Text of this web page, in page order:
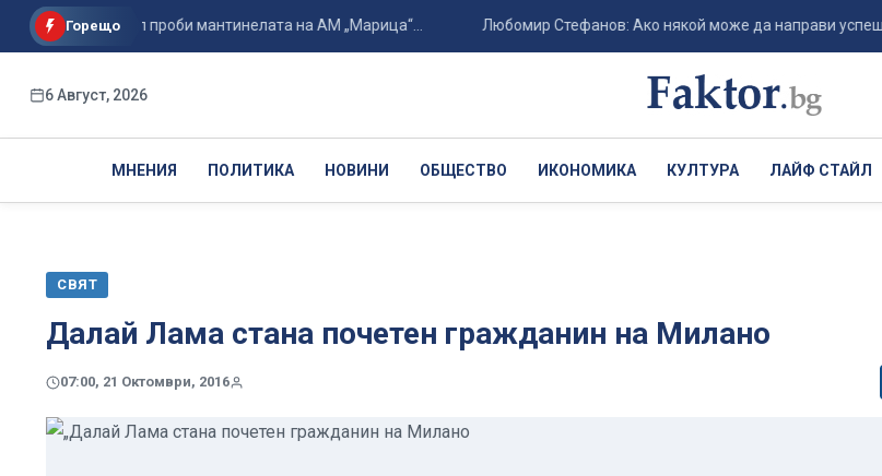
Горещо
автомобил проби мантинелата на АМ „Марица“... Любомир Стефанов: Ако някой може да направи успешно
6 Август, 2026
МНЕНИЯ ПОЛИТИКА НОВИНИ ОБЩЕСТВО ИКОНОМИКА КУЛТУРА ЛАЙФ СТАЙЛ
СВЯТ
Далай Лама стана почетен гражданин на Милано
07:00, 21 Октомври, 2016